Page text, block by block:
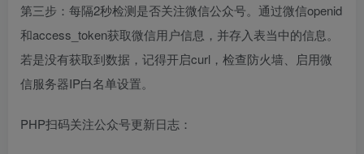
第三步：每隔2秒检测是否关注微信公众号。通过微信openid
和access_token获取微信用户信息，并存入表当中的信息。
若是没有获取到数据，记得开启curl，检查防火墙、启用微
信服务器IP白名单设置。
PHP扫码关注公众号更新日志：